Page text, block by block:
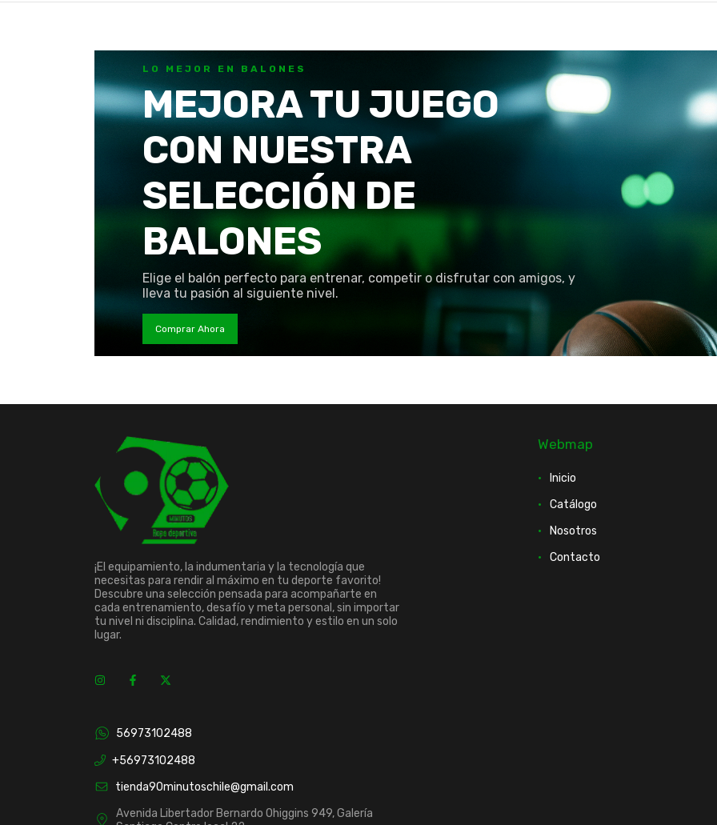
LO MEJOR EN BALONES
MEJORA TU JUEGO
CON NUESTRA
SELECCIÓN DE
BALONES
Elige el balón perfecto para entrenar, competir o disfrutar con amigos, y
lleva tu pasión al siguiente nivel.
Comprar Ahora
¡El equipamiento, la indumentaria y la tecnología que
necesitas para rendir al máximo en tu deporte favorito!
Descubre una selección pensada para acompañarte en
cada entrenamiento, desafío y meta personal, sin importar
tu nivel ni disciplina. Calidad, rendimiento y estilo en un solo
lugar.
56973102488
+56973102488
tienda90minutoschile@gmail.com
Avenida Libertador Bernardo Ohiggins 949, Galería
Webmap
Inicio
Catálogo
Nosotros
Contacto